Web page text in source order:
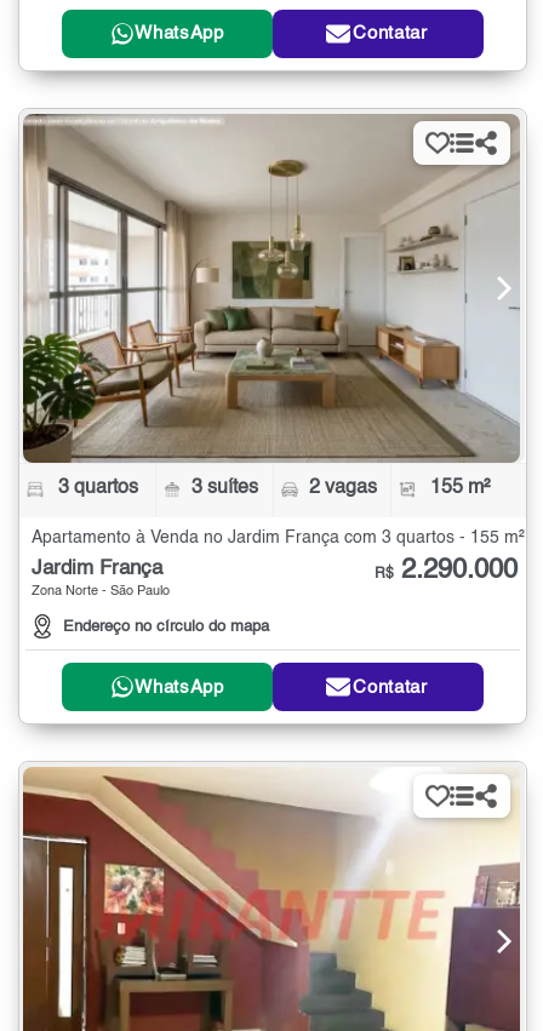
WhatsApp Contatar
3 quartos 3 suítes 2 vagas 155 m²
Apartamento à Venda no Jardim França com 3 quartos - 155 m²
Jardim França
Zona Norte - São Paulo
Endereço no círculo do mapa
R$ 2.290.000
WhatsApp Contatar